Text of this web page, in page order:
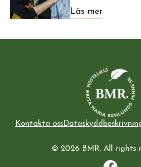
Läs mer
Kontakta oss
© 2026 BMR. All rights